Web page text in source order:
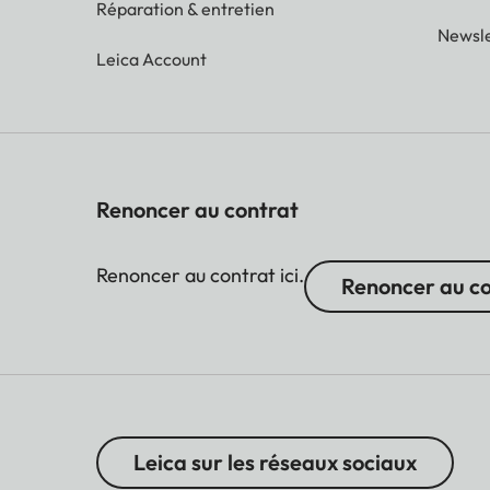
Réparation & entretien
Leica Account
Renoncer au contrat
Renoncer au contrat ici. Renoncer au
Leica sur les réseaux sociaux